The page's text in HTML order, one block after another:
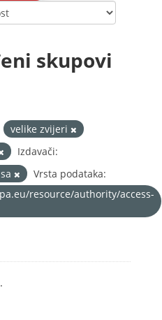
skupovi
velike zvijeri
Izdavači:
Vrsta podataka:
resource/authority/access-